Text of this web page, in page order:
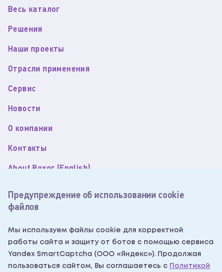
Весь каталог
Решения
Наши проекты
Отрасли применения
Сервис
Новости
О компании
Контакты
About Roxor (English)
Политика обработки персональных данных
Согласие на обработку персональных данных
Согласие на получение рекламных рассылок
Написать нам
Предупреждение об использовании cookie
файлов
Мы используем файлы cookie для корректной
работы сайта и защиту от ботов с помощью сервиса
Yandex SmartCaptcha (ООО «Яндекс»). Продолжая
пользоваться сайтом, Вы соглашаетесь с Политикой